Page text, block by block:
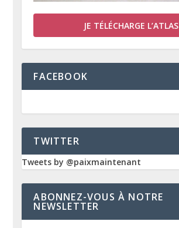
JE TÉLÉCHARGE L’ATLAS
FACEBOOK
TWITTER
Tweets by @paixmaintenant
ABONNEZ-VOUS À NOTRE
NEWSLETTER